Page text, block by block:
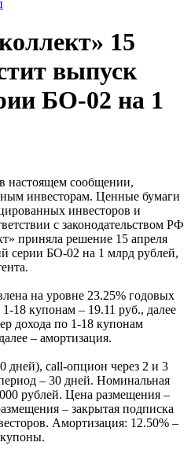
15
выпуск
БО-02 на 1
настоящем сообщении,
инвесторам. Ценные бумаги
инвесторов и
с законодательством РФ
приняла решение 15 апреля
серии БО-02 на 1 млрд рублей,
на уровне 23.25% годовых
18 купонам – 19.11 руб., далее
дохода по 1-18 купонам
– амортизация.
дней), сall-опцион через 2 и 3
– 30 дней. Номинальная
рублей. Цена размещения –
– закрытая подписка
Амортизация: 12.50% –